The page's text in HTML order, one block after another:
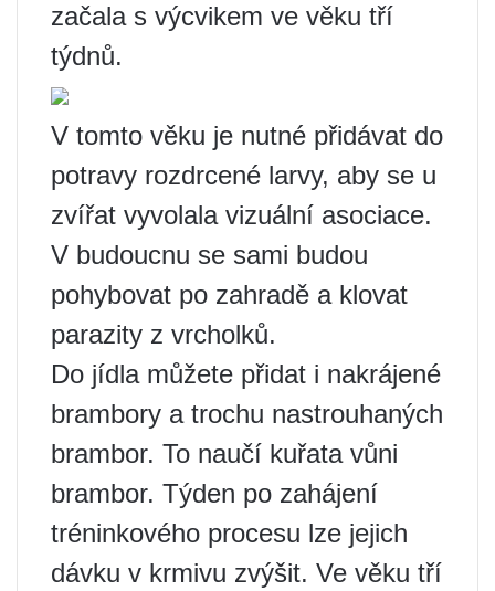
začala s výcvikem ve věku tří
týdnů.
V tomto věku je nutné přidávat do
potravy rozdrcené larvy, aby se u
zvířat vyvolala vizuální asociace.
V budoucnu se sami budou
pohybovat po zahradě a klovat
parazity z vrcholků.
Do jídla můžete přidat i nakrájené
brambory a trochu nastrouhaných
brambor. To naučí kuřata vůni
brambor. Týden po zahájení
tréninkového procesu lze jejich
dávku v krmivu zvýšit. Ve věku tří